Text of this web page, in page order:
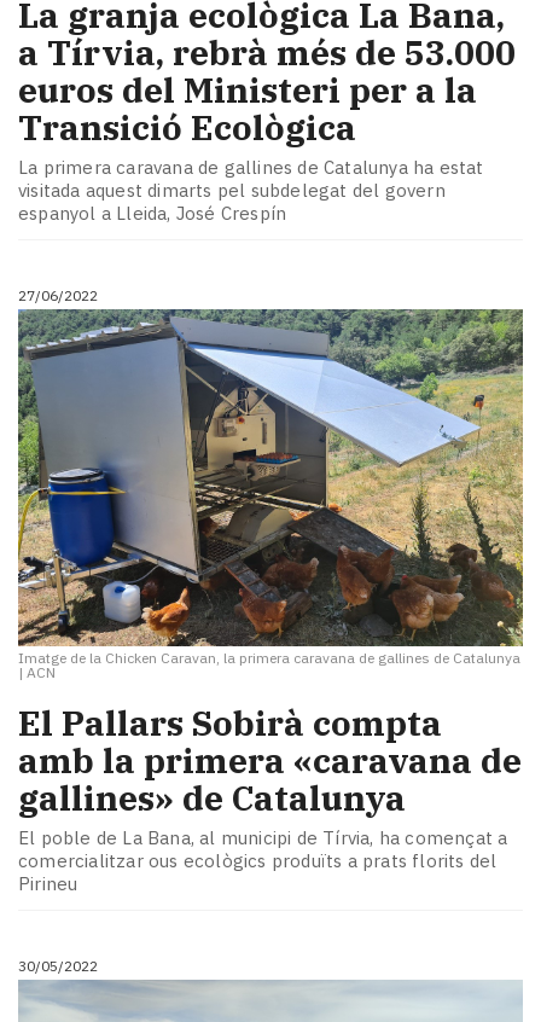
La granja ecològica La Bana,
a Tírvia, rebrà més de 53.000
euros del Ministeri per a la
Transició Ecològica
La primera caravana de gallines de Catalunya ha estat
visitada aquest dimarts pel subdelegat del govern
espanyol a Lleida, José Crespín
27/06/2022
Imatge de la Chicken Caravan, la primera caravana de gallines de Catalunya
| ACN
El Pallars Sobirà compta
amb la primera «caravana de
gallines» de Catalunya
El poble de La Bana, al municipi de Tírvia, ha començat a
comercialitzar ous ecològics produïts a prats florits del
Pirineu
30/05/2022